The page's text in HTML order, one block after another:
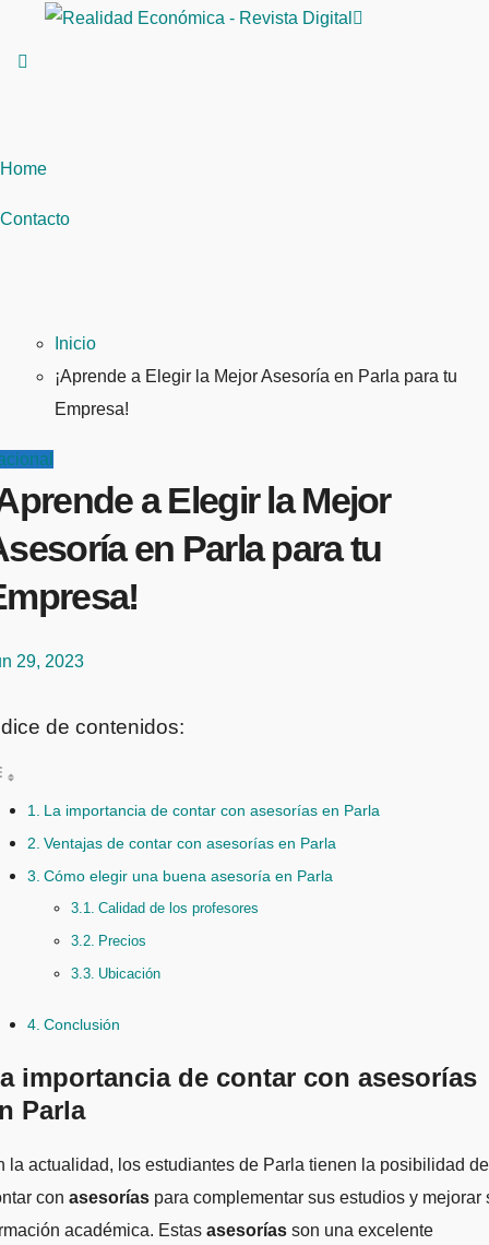
Home
Contacto
Inicio
¡Aprende a Elegir la Mejor Asesoría en Parla para tu
Empresa!
a Elegir la Mejor
en Parla para tu
29, 2023
de contenidos:
La importancia de contar con asesorías en Parla
Ventajas de contar con asesorías en Parla
Cómo elegir una buena asesoría en Parla
Calidad de los profesores
Precios
Ubicación
Conclusión
importancia de contar con asesorías
Parla
con asesorías para complementar sus estudios y mejorar
académica. Estas asesorías son una excelente